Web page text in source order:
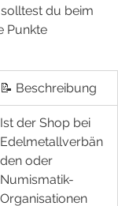
du beim
Punkte
📝 Beschreibung
Ist der Shop bei
Edelmetallverbän
den oder
Numismatik-
Organisationen